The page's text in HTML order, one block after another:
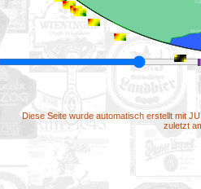
Diese Seite wurde automatisch erstellt mit
zuletzt